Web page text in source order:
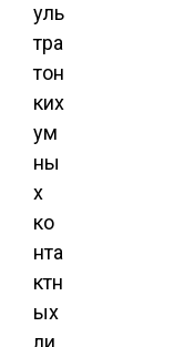
уль
тра
тон
ких
ум
ны
х
ко
нта
ктн
ых
ли